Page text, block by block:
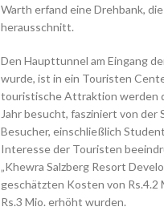
Warth erfand eine Drehbank,
herausschnitt.
Den Haupttunnel am Eingang
wurde, ist in ein Touristen
touristische Attraktion werden
Jahr besucht, fasziniert von
Besucher, einschließlich
Interesse der Touristen
„Khewra Salzberg Resort
geschätzten Kosten von Rs.4.2
Rs.3 Mio. erhöht wurden.